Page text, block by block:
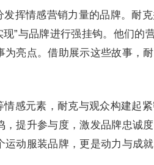
挥情感营销力量的品牌。耐
现”与品牌进行强挂钩。他们
亮点。借助展示这些故事，
感元素，耐克与观众构建起
提升参与度，激发品牌忠诚
动服装品牌，更是动力与成就